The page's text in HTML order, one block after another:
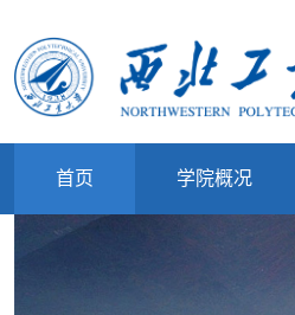
首页 学院概况